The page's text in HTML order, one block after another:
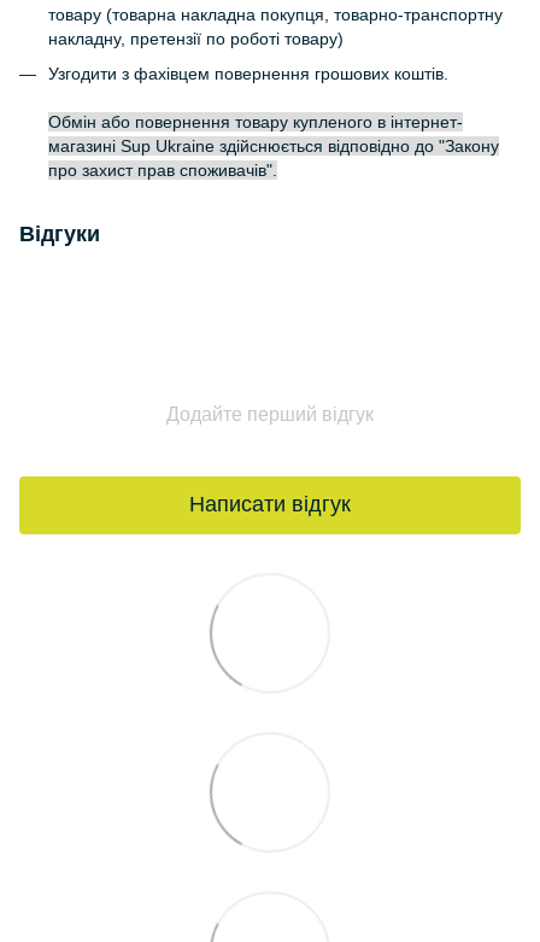
товару (товарна накладна покупця, товарно-транспортну
накладну, претензії по роботі товару)
Узгодити з фахівцем повернення грошових коштів.
Обмін або повернення товару купленого в інтернет-
магазині Sup Ukraine здійснюється відповідно до "Закону
про захист прав споживачів".
Відгуки
Додайте перший відгук
Написати відгук